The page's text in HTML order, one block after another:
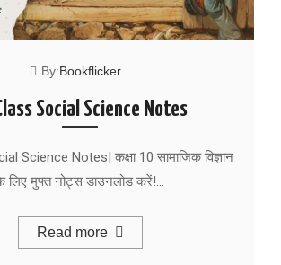
By:Bookflicker
Social Science Notes
Science Notes| कक्षा 10 सामाजिक विज्ञान
लिए मुफ्त नोट्स डाउनलोड करें!…
Read more